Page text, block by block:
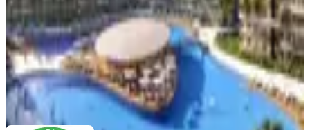
6.000.000 ₺6.500.000 ₺
Kurtköy EmlakçısıBerat Arda Yılmaz
Ara